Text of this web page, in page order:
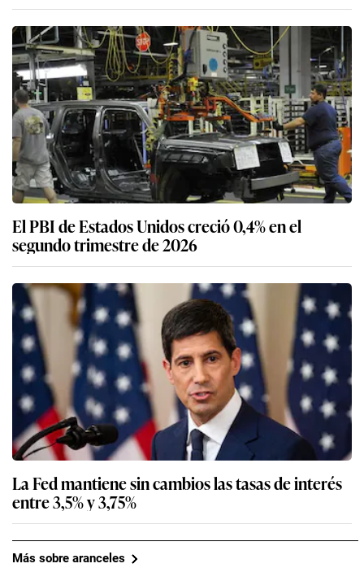
El PBI de Estados Unidos creció 0,4% en el
segundo trimestre de 2026
La Fed mantiene sin cambios las tasas de interés
entre 3,5% y 3,75%
Más sobre aranceles